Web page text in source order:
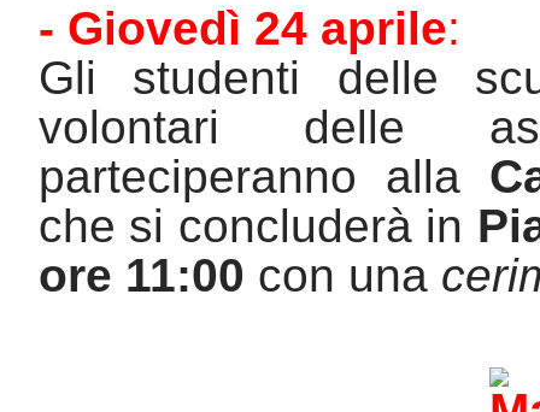
- Giovedì 24 aprile:
Gli studenti delle
volontari delle
parteciperanno alla
che si concluderà in
ore 11:00 con una